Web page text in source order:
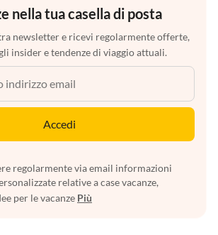
nella tua casella di posta
newsletter e ricevi regolarmente offerte,
insider e tendenze di viaggio attuali.
Accedi
regolarmente via email informazioni
relative a case vacanze,
per le vacanze Più